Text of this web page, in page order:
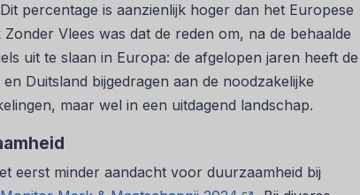
percentage is aanzienlijk hoger dan het Europese
Vlees was dat de reden om, na de behaalde
uit te slaan in Europa: de afgelopen jaren heeft de
Duitsland bijgedragen aan de noodzakelijke
maar wel in een uitdagend landschap.
eerst minder aandacht voor duurzaamheid bij